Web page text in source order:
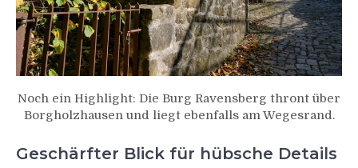
Noch ein Highlight: Die Burg Ravensberg thront über
Borgholzhausen und liegt ebenfalls am Wegesrand.
Geschärfter Blick für hübsche Details